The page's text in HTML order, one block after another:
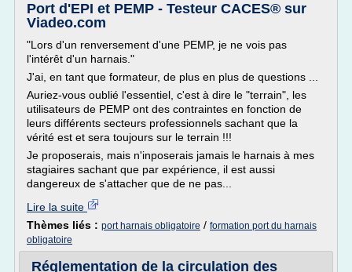
Port d'EPI et PEMP - Testeur CACES® sur
Viadeo.com
"Lors d'un renversement d'une PEMP, je ne vois pas
l'intérêt d'un harnais."
J'ai, en tant que formateur, de plus en plus de questions ...
Auriez-vous oublié l'essentiel, c'est à dire le "terrain", les
utilisateurs de PEMP ont des contraintes en fonction de
leurs différents secteurs professionnels sachant que la
vérité est et sera toujours sur le terrain !!!
Je proposerais, mais n'inposerais jamais le harnais à mes
stagiaires sachant que par expérience, il est aussi
dangereux de s'attacher que de ne pas...
Lire la suite
Thèmes liés : port harnais obligatoire / formation port du harnais
obligatoire
Réglementation de la circulation des